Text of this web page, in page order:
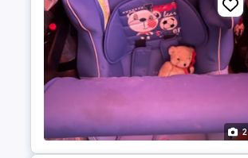
2